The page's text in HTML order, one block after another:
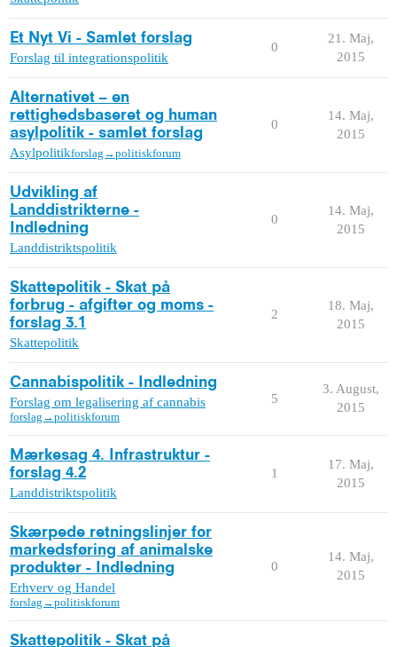
Et Nyt Vi - Samlet forslag
Forslag til integrationspolitik
0
21. Maj,
2015
Alternativet – en
rettighedsbaseret og human
asylpolitik - samlet forslag
Asylpolitikforslag→politiskforum
0
14. Maj,
2015
Udvikling af
Landdistrikterne -
Indledning
Landdistriktspolitik
0
14. Maj,
2015
Skattepolitik - Skat på
forbrug - afgifter og moms -
forslag 3.1
Skattepolitik
2
18. Maj,
2015
Cannabispolitik - Indledning
Forslag om legalisering af cannabis
forslag→politiskforum
5
3. August,
2015
Mærkesag 4. Infrastruktur -
forslag 4.2
Landdistriktspolitik
1
17. Maj,
2015
Skærpede retningslinjer for
markedsføring af animalske
produkter - Indledning
Erhverv og Handel
forslag→politiskforum
0
14. Maj,
2015
Skattepolitik - Skat på